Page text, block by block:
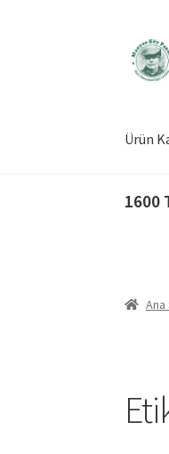
geç
İçeriğe
geç
Ürün
1600
Ana